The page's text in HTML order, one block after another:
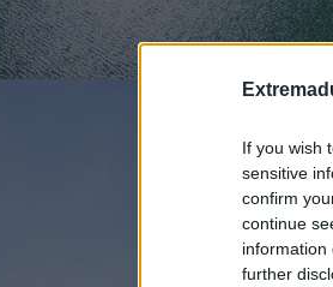
If you wish
sensitive
confirm
continue
information
further